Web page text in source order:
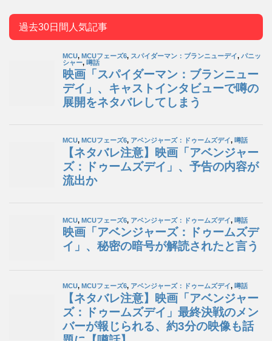
過去30日間人気記事